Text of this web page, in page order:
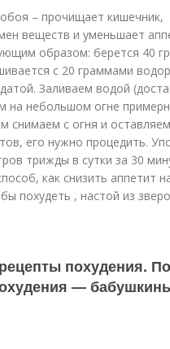
– прочищает кишечник,
веществ и уменьшает
образом: берется 40
с 20 граммами
Заливаем водой
на небольшом огне
снимаем с огня и
его нужно процедить.
трижды в сутки за 30
как снизить аппетит
похудеть , настой из
похудения.
—